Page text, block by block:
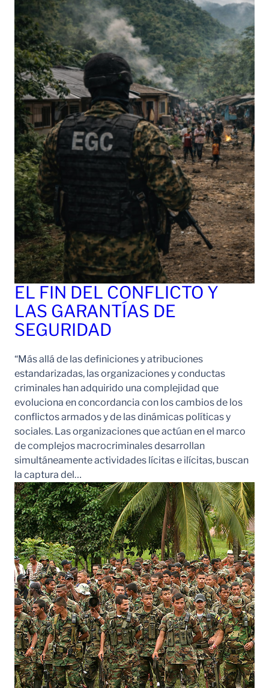
EL FIN DEL CONFLICTO Y
LAS GARANTÍAS DE
SEGURIDAD
“Más allá de las definiciones y atribuciones
estandarizadas, las organizaciones y conductas
criminales han adquirido una complejidad que
evoluciona en concordancia con los cambios de los
conflictos armados y de las dinámicas políticas y
sociales. Las organizaciones que actúan en el marco
de complejos macrocriminales desarrollan
simultáneamente actividades lícitas e ilícitas, buscan
la captura del…